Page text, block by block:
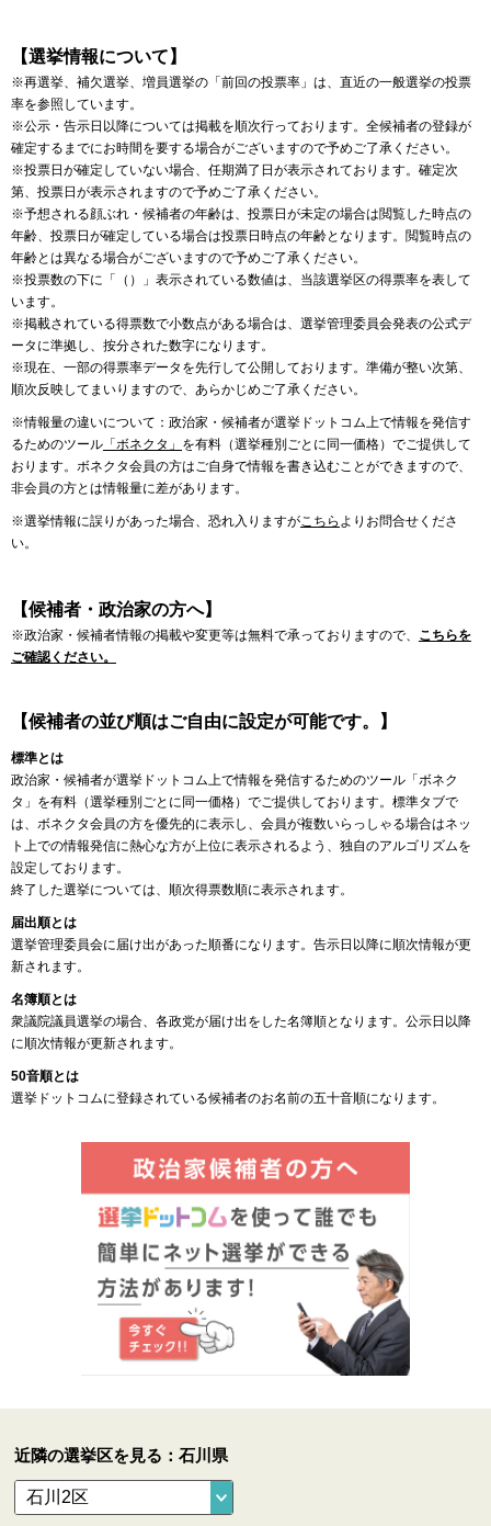
【選挙情報について】
※再選挙、補欠選挙、増員選挙の「前回の投票率」は、直近の一般選挙の投票
率を参照しています。
※公示・告示日以降については掲載を順次行っております。全候補者の登録が
確定するまでにお時間を要する場合がございますので予めご了承ください。
※投票日が確定していない場合、任期満了日が表示されております。確定次
第、投票日が表示されますので予めご了承ください。
※予想される顔ぶれ・候補者の年齢は、投票日が未定の場合は閲覧した時点の
年齢、投票日が確定している場合は投票日時点の年齢となります。閲覧時点の
年齢とは異なる場合がございますので予めご了承ください。
※投票数の下に「（）」表示されている数値は、当該選挙区の得票率を表して
います。
※掲載されている得票数で小数点がある場合は、選挙管理委員会発表の公式デ
ータに準拠し、按分された数字になります。
※現在、一部の得票率データを先行して公開しております。準備が整い次第、
順次反映してまいりますので、あらかじめご了承ください。
※情報量の違いについて：政治家・候補者が選挙ドットコム上で情報を発信す
るためのツール 「ボネクタ」 を有料（選挙種別ごとに同一価格）でご提供して
おります。ボネクタ会員の方はご自身で情報を書き込むことができますので、
非会員の方とは情報量に差があります。
※選挙情報に誤りがあった場合、恐れ入りますがこちら よりお問合せくださ
い。
【候補者・政治家の方へ】
※政治家・候補者情報の掲載や変更等は無料で承っておりますので、 こちらを
ご確認ください。
【候補者の並び順はご自由に設定が可能です。】
標準とは
政治家・候補者が選挙ドットコム上で情報を発信するためのツール「ボネク
タ」を有料（選挙種別ごとに同一価格）でご提供しております。標準タブで
は、ボネクタ会員の方を優先的に表示し、会員が複数いらっしゃる場合はネッ
ト上での情報発信に熱心な方が上位に表示されるよう、独自のアルゴリズムを
設定しております。
終了した選挙については、順次得票数順に表示されます。
届出順とは
選挙管理委員会に届け出があった順番になります。告示日以降に順次情報が更
新されます。
名簿順とは
衆議院議員選挙の場合、各政党が届け出をした名簿順となります。公示日以降
に順次情報が更新されます。
50音順とは
選挙ドットコムに登録されている候補者のお名前の五十音順になります。
近隣の選挙区を見る：石川県